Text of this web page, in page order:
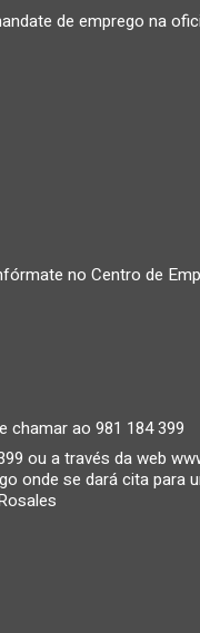
de emprego na
no Centro de
chamar ao 981 184 399
ou a través da web
onde se dará cita para